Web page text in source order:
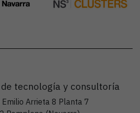
tecnología y consultoría
Emilio Arrieta 8 Planta 7